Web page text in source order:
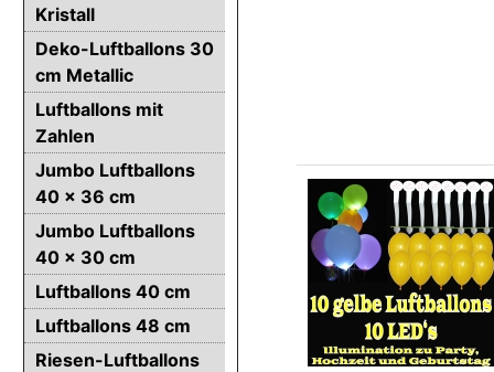
Kristall
Deko-Luftballons 30
cm Metallic
Luftballons mit
Zahlen
Jumbo Luftballons
40 x 36 cm
Jumbo Luftballons
40 x 30 cm
Luftballons 40 cm
Luftballons 48 cm
Riesen-Luftballons